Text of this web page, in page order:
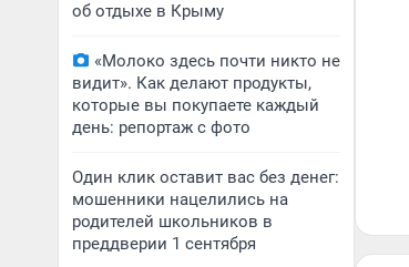
об отдыхе в Крыму
«Молоко здесь почти никто не
видит». Как делают продукты,
которые вы покупаете каждый
день: репортаж с фото
Один клик оставит вас без денег:
мошенники нацелились на
родителей школьников в
преддверии 1 сентября